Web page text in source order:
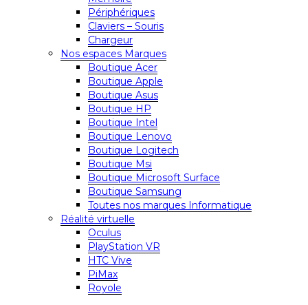
Périphériques
Claviers – Souris
Chargeur
Nos espaces Marques
Boutique Acer
Boutique Apple
Boutique Asus
Boutique HP
Boutique Intel
Boutique Lenovo
Boutique Logitech
Boutique Msi
Boutique Microsoft Surface
Boutique Samsung
Toutes nos marques Informatique
Réalité virtuelle
Oculus
PlayStation VR
HTC Vive
PiMax
Royole